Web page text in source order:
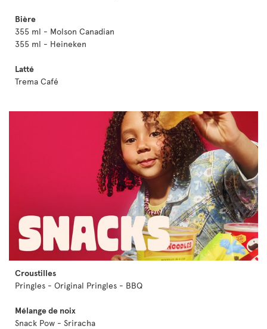
Bière
355 ml - Molson Canadian
355 ml - Heineken
Latté
Trema Café
Croustilles
Pringles - Original Pringles - BBQ
Mélange de noix
Snack Pow - Sriracha